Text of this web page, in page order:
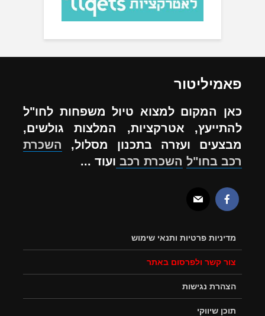
פאמיליטור
כאן המקום למצוא טיול משפחות לחו"ל
להתייעץ, אטרקציות, המלצות גולשים,
מבצעים ועזרה בתכנון מסלול, השכרת
רכב בחו"ל השכרת רכב ועוד ...
מדיניות פרטיות ותנאי שימוש
צור קשר ולפרסום באתר
הצהרת נגישות
תוכן שיווקי